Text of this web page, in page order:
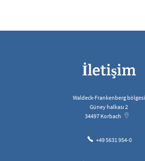
İletişim
Waldeck-Frankenberg bölgesi
Güney halkası 2
34497 Korbach
+49 5631 954-0